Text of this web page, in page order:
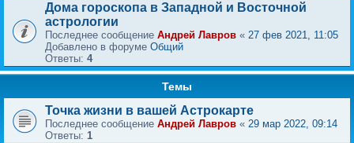
Дома гороскопа в Западной и Восточной
астрологии
Последнее сообщение Андрей Лавров « 27 фев 2021, 11:05
Добавлено в форуме Общий
Ответы: 4
Темы
Точка жизни в вашей Астрокарте
Последнее сообщение Андрей Лавров « 29 мар 2022, 09:14
Ответы: 1